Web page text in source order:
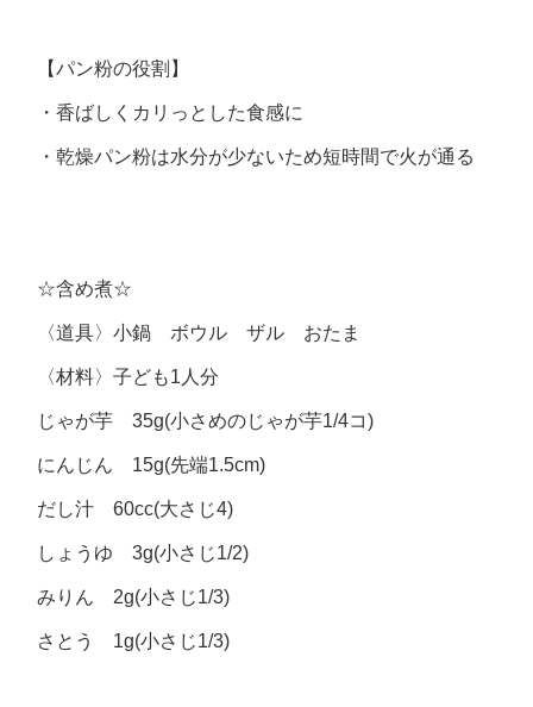
【パン粉の役割】
・香ばしくカリっとした食感に
・乾燥パン粉は水分が少ないため短時間で火が通る
☆含め煮☆
〈道具〉小鍋 ボウル ザル おたま
〈材料〉子ども1人分
じゃが芋 35g(小さめのじゃが芋1/4コ)
にんじん 15g(先端1.5cm)
だし汁 60cc(大さじ4)
しょうゆ 3g(小さじ1/2)
みりん 2g(小さじ1/3)
さとう 1g(小さじ1/3)